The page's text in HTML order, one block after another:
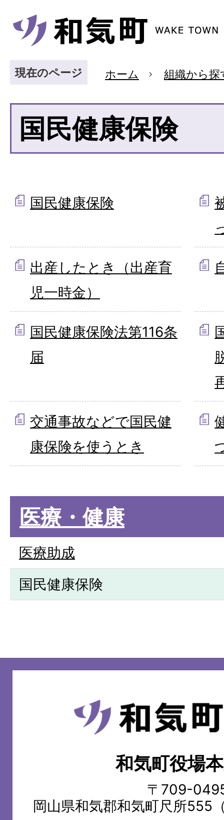
現在のページ ホーム 組織から探
国民健康保険
国民健康保険
出産したとき（出産育
児一時金）
国民健康保険法第116条
届
交通事故などで国民健
康保険を使うとき
医療・健康
医療助成
国民健康保険
和
気
和気町役場
〒709-
岡山県和気郡和気町尺所555